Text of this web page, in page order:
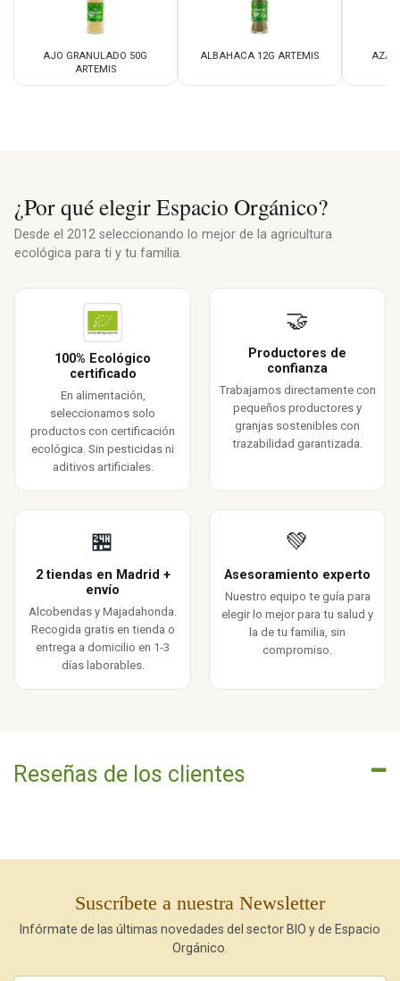
AJO GRANULADO 50G
ARTEMIS
ALBAHACA 12G ARTEMIS
¿Por qué elegir Espacio Orgánico?
Desde el 2012 seleccionando lo mejor de la agricultura
ecológica para ti y tu familia.
100% Ecológico
certificado
En alimentación,
seleccionamos solo
productos con certificación
ecológica. Sin pesticidas ni
aditivos artificiales.
🤝
Productores de
confianza
Trabajamos directamente con
pequeños productores y
granjas sostenibles con
trazabilidad garantizada.
🏪
2 tiendas en Madrid +
envío
Alcobendas y Majadahonda.
Recogida gratis en tienda o
entrega a domicilio en 1-3
días laborables.
💚
Asesoramiento experto
Nuestro equipo te guía para
elegir lo mejor para tu salud y
la de tu familia, sin
compromiso.
Reseñas de los clientes
Suscríbete a nuestra Newsletter
Infórmate de las últimas novedades del sector BIO y de Espacio
Orgánico.